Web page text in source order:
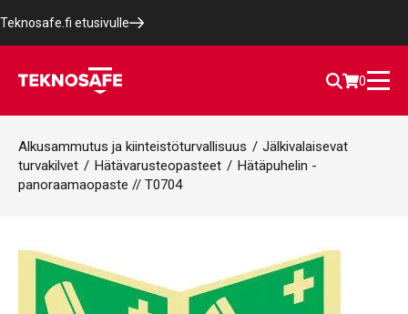
Teknosafe.fi etusivulle
0
Alkusammutus ja kiinteistöturvallisuus / Jälkivalaisevat
turvakilvet / Hätävarusteopasteet / Hätäpuhelin -
panoraamaopaste // T0704